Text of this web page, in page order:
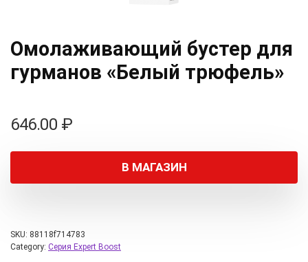
Омолаживающий бустер для
гурманов «Белый трюфель»
646.00 ₽
В МАГАЗИН
SKU: 88118f714783
Category: Серия Expert Boost